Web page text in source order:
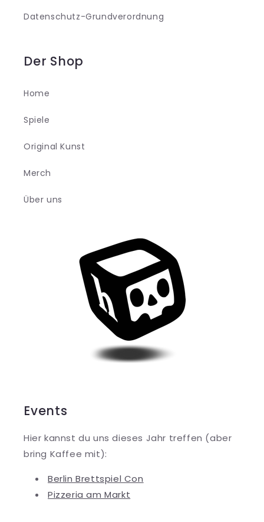
Datenschutz-Grundverordnung
Der Shop
Home
Spiele
Original Kunst
Merch
Über uns
Events
Hier kannst du uns dieses Jahr treffen (aber
bring Kaffee mit):
Berlin Brettspiel Con
Pizzeria am Markt